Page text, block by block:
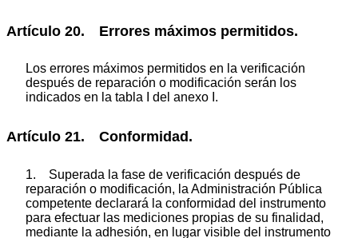
Artículo 20. Errores máximos permitidos.
Los errores máximos permitidos en la verificación
después de reparación o modificación serán los
indicados en la tabla I del anexo I.
Artículo 21. Conformidad.
1. Superada la fase de verificación después de
reparación o modificación, la Administración Pública
competente declarará la conformidad del instrumento
para efectuar las mediciones propias de su finalidad,
mediante la adhesión, en lugar visible del instrumento